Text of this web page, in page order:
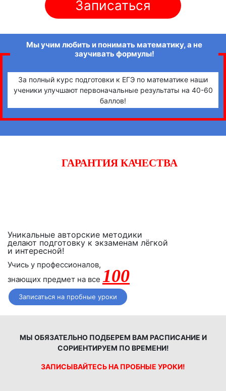
Записаться
Мы учим любить и понимать математику, а не
заучивать формулы!
За полный курс подготовки к ЕГЭ по математике наши
ученики улучшают первоначальные результаты на 40-60
баллов!
ГАРАНТИЯ КАЧЕСТВА
Уникальные авторские методики
делают подготовку к экзаменам лёгкой
и интересной!
Учись у профессионалов,
знающих предмет на все 100
Записаться на пробные уроки
МЫ ОБЯЗАТЕЛЬНО ПОДБЕРЕМ ВАМ РАСПИСАНИЕ И
СОРИЕНТИРУЕМ ПО ВРЕМЕНИ!
ЗАПИСЫВАЙТЕСЬ НА ПРОБНЫЕ УРОКИ!